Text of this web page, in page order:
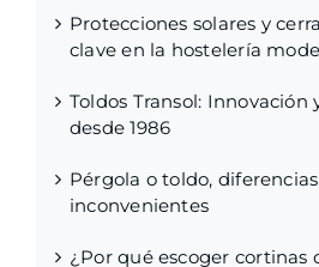
Protecciones solares y
clave en la hostelería
Toldos Transol: Innovación
desde 1986
Pérgola o toldo,
inconvenientes
¿Por qué escoger cortinas